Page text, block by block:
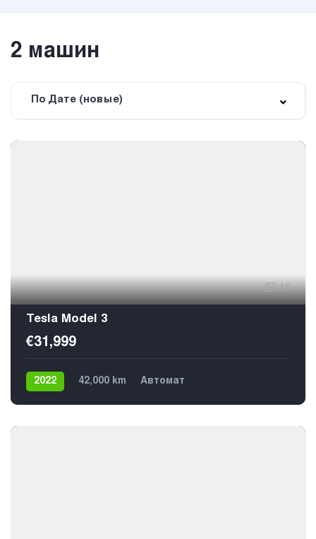
2 машин
По Дате (новые)
15
Tesla Model 3
€31,999
2022 42,000 km
Автомат